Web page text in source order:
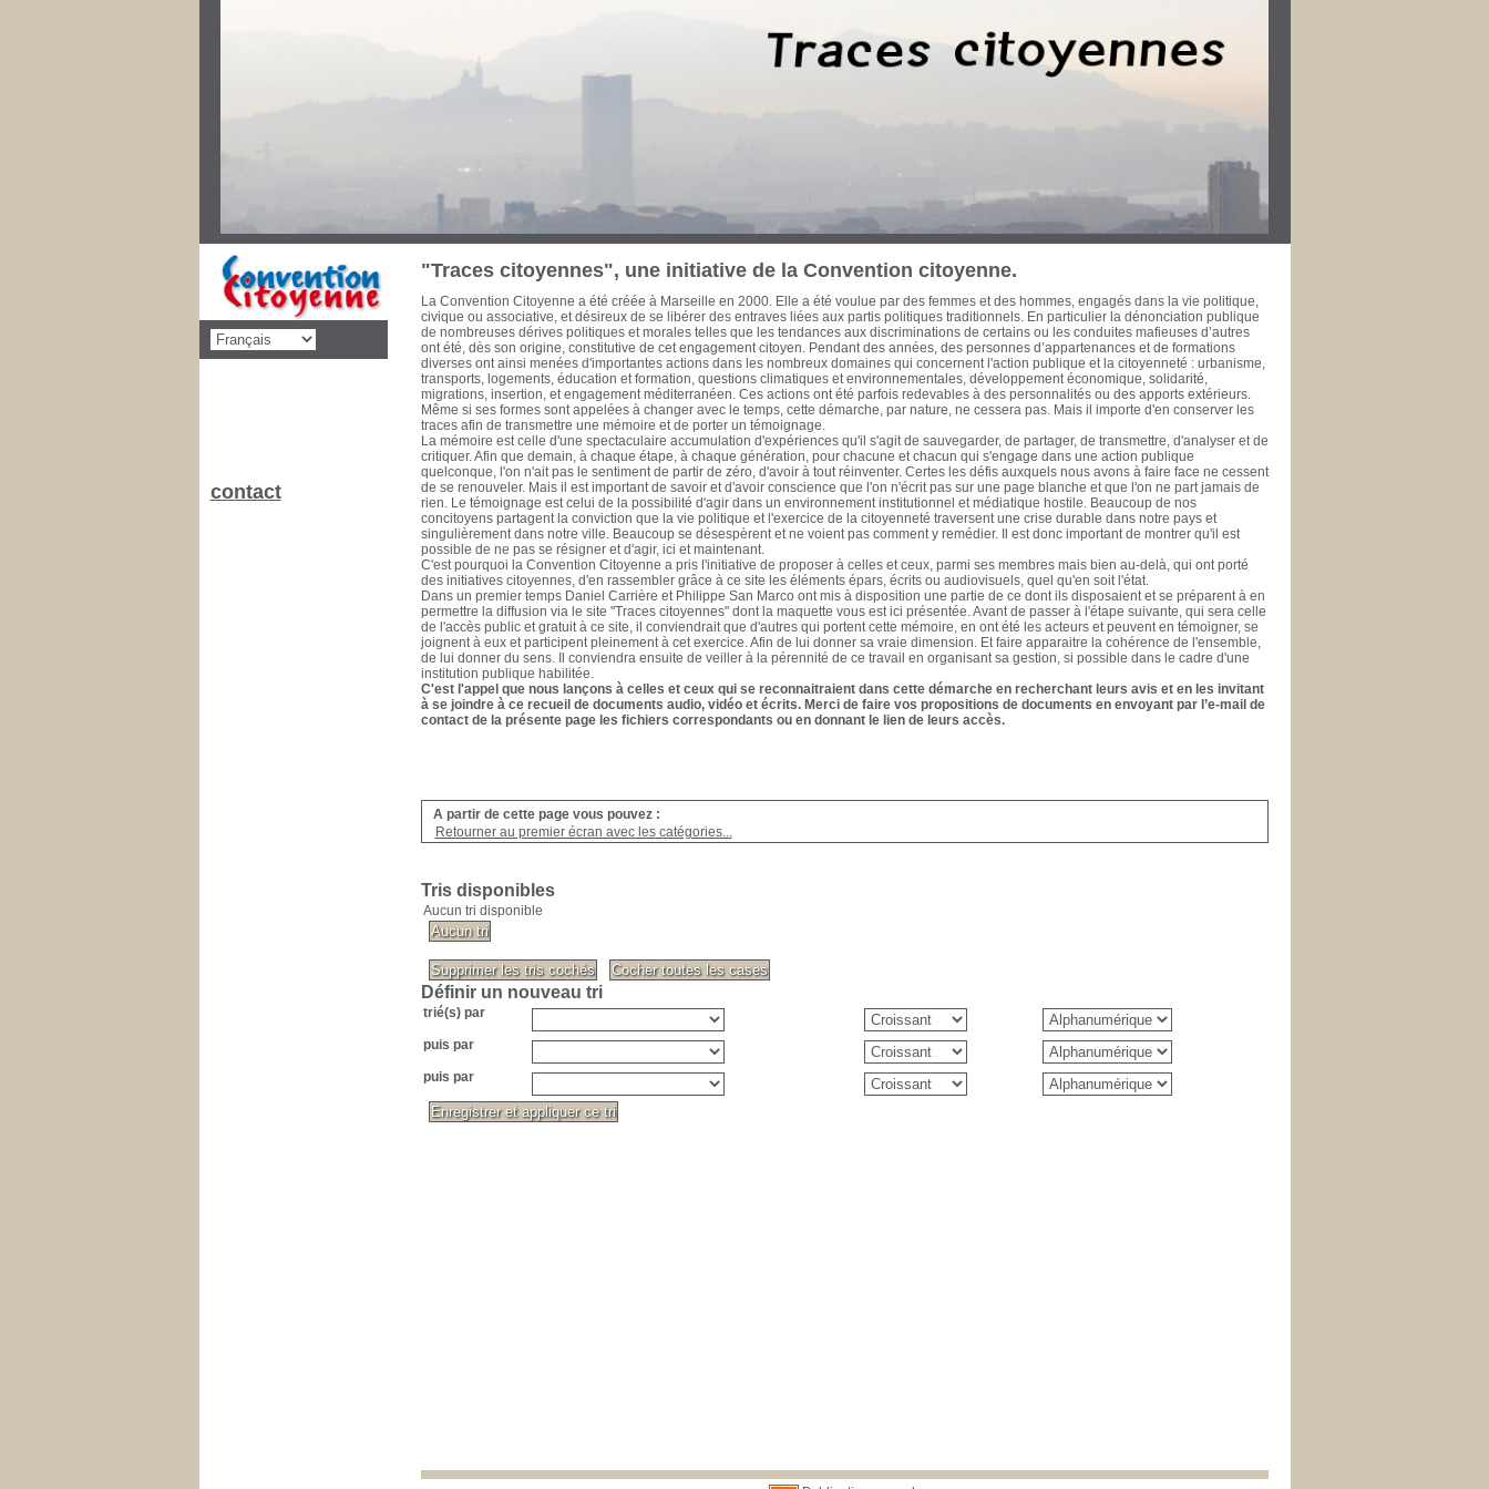
décolonisation et d’une économie mondialisée. Habitat, urbanisme, transports, formation professionnelle, développement économique et
social, éducation et culture, ont ainsi fait l’objet de réflexions, de propositions et d’actions à l’échelle métropolitaine et méditerranéenne. La
dimension politique de ces engagements a été diverse, de nature électorale ou pas. Avant que l’épreuve du temps ne fasse à jamais
disparaître leurs traces, il est apparu urgent d'en collecter la mémoire écrite et audiovisuelle et de la rendre accessible à ceux qui se
pencheront sur notre passé récent pour ouvrir de nouvelles pistes à l'action citoyenne. Cette base de données est une initiative de la
Convention Citoyenne. Sont actuellement proposés au chercheur, historien, politologue, cinéaste, ou simple citoyen, des documents publics
de la Communauté Urbaine Marseille-Provence-Métropole - Elu de Marseille de 1983 à aujourd’hui Député des Bouches du Rhône de 1981
à 1993 Conseiller régional de la Région Provence-Alpes-Côte d’Azur de 1981 à 1986 Secrétaire général de la Ville de Marseille de 1978 à
1981 Il est également, auteur, essayiste et enseignant
A partir de cette page vous pouvez :
Retourner au premier écran avec les catégories...
Tris disponibles
Aucun tri disponible
Définir un nouveau tri
trié(s) par
puis par
puis par
"Traces citoyennes", une initiative de la Convention citoyenne.
La Convention Citoyenne a été créée à Marseille en 2000. Elle a été voulue par des femmes et des hommes, engagés dans la vie politique,
civique ou associative, et désireux de se libérer des entraves liées aux partis politiques traditionnels. En particulier la dénonciation publique
de nombreuses dérives politiques et morales telles que les tendances aux discriminations de certains ou les conduites mafieuses d’autres
ont été, dès son origine, constitutive de cet engagement citoyen. Pendant des années, des personnes d’appartenances et de formations
diverses ont ainsi menées d'importantes actions dans les nombreux domaines qui concernent l'action publique et la citoyenneté : urbanisme,
transports, logements, éducation et formation, questions climatiques et environnementales, développement économique, solidarité,
migrations, insertion, et engagement méditerranéen. Ces actions ont été parfois redevables à des personnalités ou des apports extérieurs.
Même si ses formes sont appelées à changer avec le temps, cette démarche, par nature, ne cessera pas. Mais il importe d'en conserver les
traces afin de transmettre une mémoire et de porter un témoignage.
La mémoire est celle d'une spectaculaire accumulation d'expériences qu'il s'agit de sauvegarder, de partager, de transmettre, d'analyser et de
critiquer. Afin que demain, à chaque étape, à chaque génération, pour chacune et chacun qui s'engage dans une action publique
quelconque, l'on n'ait pas le sentiment de partir de zéro, d'avoir à tout réinventer. Certes les défis auxquels nous avons à faire face ne cessent
de se renouveler. Mais il est important de savoir et d'avoir conscience que l'on n'écrit pas sur une page blanche et que l'on ne part jamais de
rien. Le témoignage est celui de la possibilité d'agir dans un environnement institutionnel et médiatique hostile. Beaucoup de nos
concitoyens partagent la conviction que la vie politique et l'exercice de la citoyenneté traversent une crise durable dans notre pays et
singulièrement dans notre ville. Beaucoup se désespèrent et ne voient pas comment y remédier. Il est donc important de montrer qu'il est
possible de ne pas se résigner et d'agir, ici et maintenant.
C'est pourquoi la Convention Citoyenne a pris l'initiative de proposer à celles et ceux, parmi ses membres mais bien au-delà, qui ont porté
des initiatives citoyennes, d'en rassembler grâce à ce site les éléments épars, écrits ou audiovisuels, quel qu'en soit l'état.
Dans un premier temps Daniel Carrière et Philippe San Marco ont mis à disposition une partie de ce dont ils disposaient et se préparent à en
permettre la diffusion via le site "Traces citoyennes" dont la maquette vous est ici présentée. Avant de passer à l'étape suivante, qui sera celle
de l'accès public et gratuit à ce site, il conviendrait que d'autres qui portent cette mémoire, en ont été les acteurs et peuvent en témoigner, se
joignent à eux et participent pleinement à cet exercice. Afin de lui donner sa vraie dimension. Et faire apparaitre la cohérence de l'ensemble,
de lui donner du sens. Il conviendra ensuite de veiller à la pérennité de ce travail en organisant sa gestion, si possible dans le cadre d'une
institution publique habilitée.
C'est l'appel que nous lançons à celles et ceux qui se reconnaitraient dans cette démarche en recherchant leurs avis et en les invitant
à se joindre à ce recueil de documents audio, vidéo et écrits. Merci de faire vos propositions de documents en envoyant par l’e-mail de
contact de la présente page les fichiers correspondants ou en donnant le lien de leurs accès.